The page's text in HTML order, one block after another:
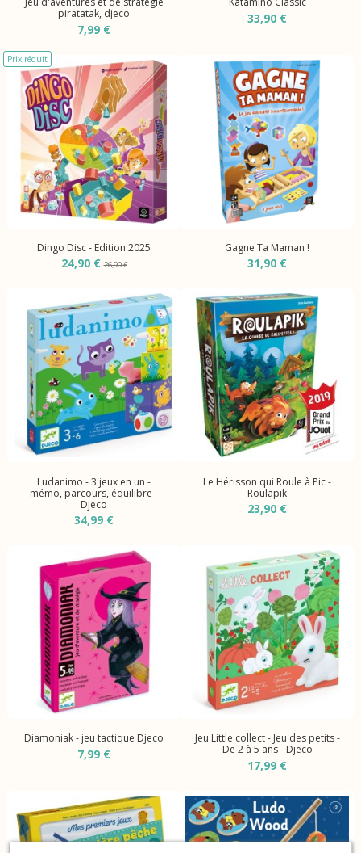
piratatak, djeco
7,99 €
33,90 €
Prix réduit
Dingo Disc - Edition 2025
24,90 €26,90 €
Gagne Ta Maman !
31,90 €
Ludanimo - 3 jeux en un -
mémo, parcours, équilibre -
Djeco
34,99 €
Le Hérisson qui Roule à Pic -
Roulapik
23,90 €
Diamoniak - jeu tactique Djeco
7,99 €
Jeu Little collect - Jeu des petits -
De 2 à 5 ans - Djeco
17,99 €